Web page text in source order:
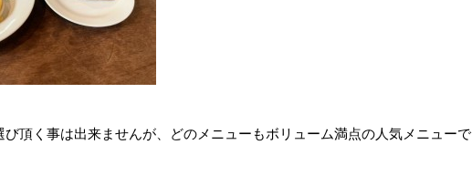
び頂く事は出来ませんが、どのメニューもボリューム満点の人気メニューで